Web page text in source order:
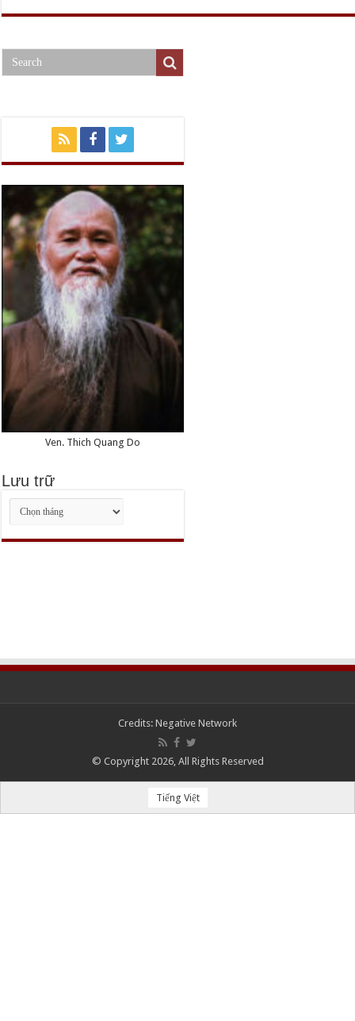
Ven. Thich Quang Do
Lưu trữ
Lưu
trữ
Credits: Negative Network
© Copyright 2026, All Rights Reserved
Tiếng Việt